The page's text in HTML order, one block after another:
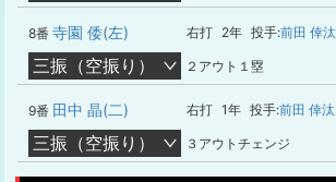
8番 寺園 倭(左) 右打 2年 投手:前田 倖汰
三振（空振り） ２アウト１塁
9番 田中 晶(二) 右打 1年 投手:前田 倖汰
三振（空振り） ３アウトチェンジ